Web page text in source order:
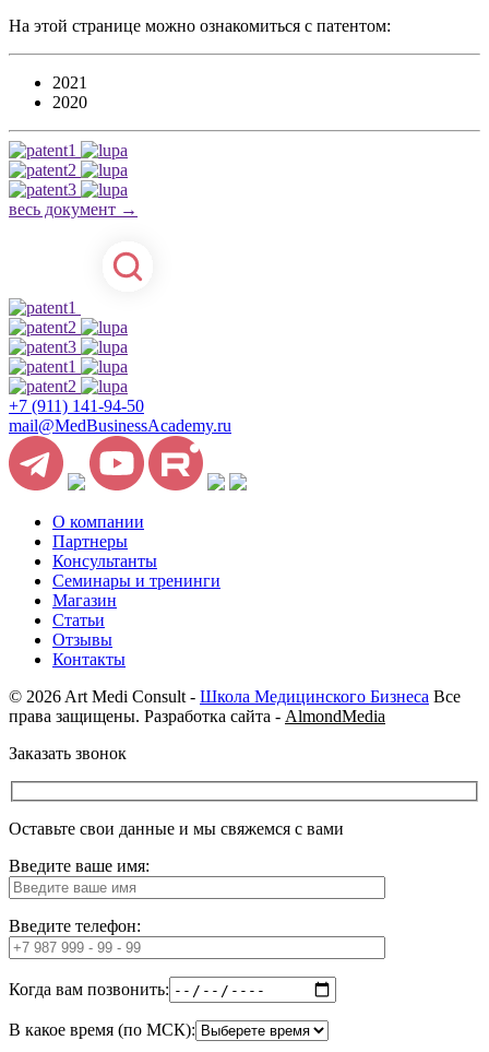
На этой странице можно ознакомиться с патентом:
2021
2020
весь документ →
+7 (911) 141-94-50
mail@MedBusinessAcademy.ru
О компании
Партнеры
Консультанты
Семинары и тренинги
Магазин
Статьи
Отзывы
Контакты
© 2026 Art Medi Consult - Школа Медицинского Бизнеса Все
права защищены. Разработка сайта - AlmondMedia
Заказать звонок
Оставьте свои данные и мы свяжемся с вами
Введите ваше имя:
Введите телефон:
Когда вам позвонить:
В какое время (по МСК):